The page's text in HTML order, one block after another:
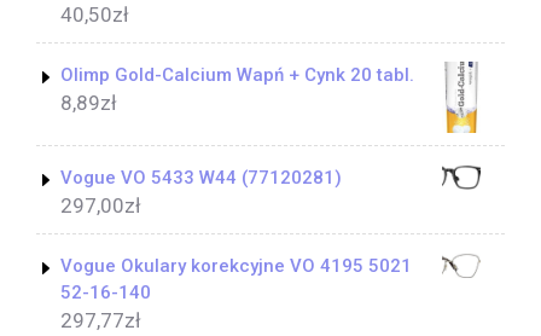
40,50zł
Olimp Gold-Calcium Wapń + Cynk 20 tabl.
8,89zł
Vogue VO 5433 W44 (77120281)
297,00zł
Vogue Okulary korekcyjne VO 4195 5021
52-16-140
297,77zł